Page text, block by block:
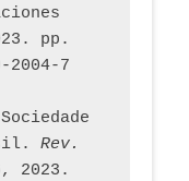
pp.
2004-7
Rev.